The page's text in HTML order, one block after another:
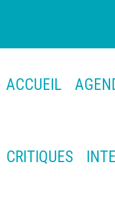
ACCUEIL
CRITIQUES